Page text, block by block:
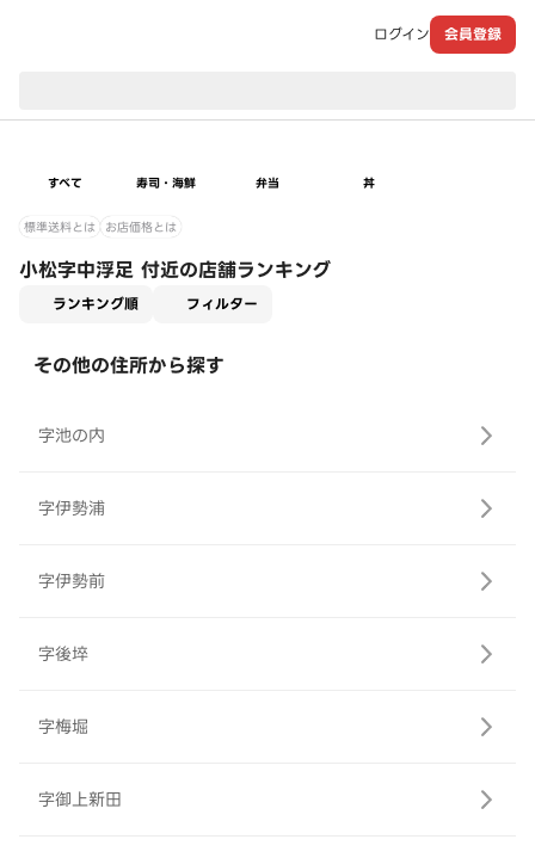
ログイン 会員登録
すべて 寿司・海鮮 弁当 丼
標準送料とは お店価格とは
小松字中浮足 付近の店舗ランキング
ランキング順 フィルター
その他の住所から探す
字池の内
字伊勢浦
字伊勢前
字後埣
字梅堀
字御上新田